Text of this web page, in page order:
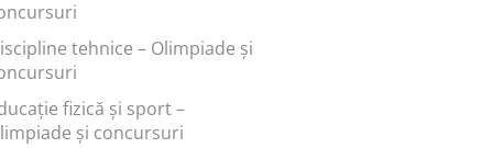
tehnice – Olimpiade și
fizică şi sport –
și concursuri